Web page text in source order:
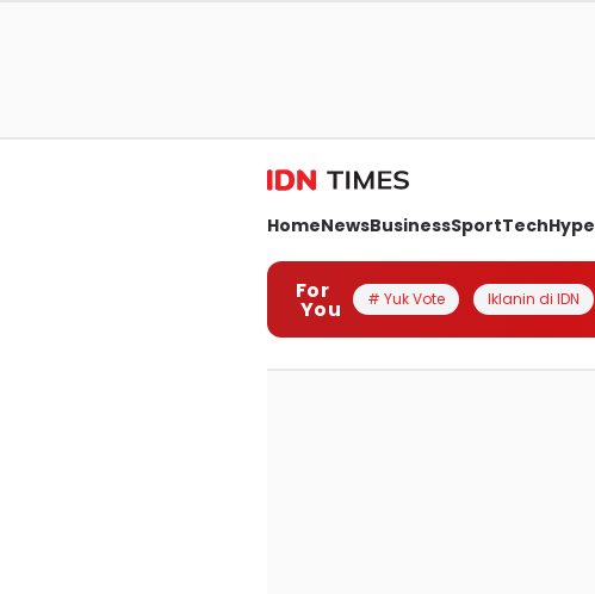
HomeNewsBusinessSportTechHype
For
You # Yuk Vote Iklanin di IDN